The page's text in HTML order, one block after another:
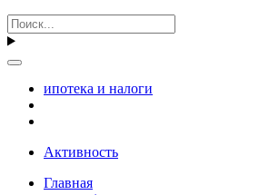
ипотека и налоги
Активность
Главная